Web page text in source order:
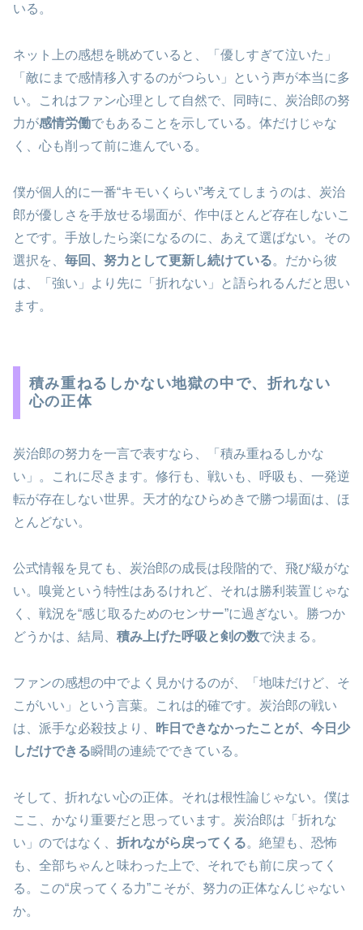
いる。
ネット上の感想を眺めていると、「優しすぎて泣いた」
「敵にまで感情移入するのがつらい」という声が本当に多
い。これはファン心理として自然で、同時に、炭治郎の努
力が感情労働でもあることを示している。体だけじゃな
く、心も削って前に進んでいる。
僕が個人的に一番“キモいくらい”考えてしまうのは、炭治
郎が優しさを手放せる場面が、作中ほとんど存在しないこ
とです。手放したら楽になるのに、あえて選ばない。その
選択を、 毎回、努力として更新し続けている。だから彼
は、「強い」より先に「折れない」と語られるんだと思い
ます。
積み重ねるしかない地獄の中で、折れない
心の正体
炭治郎の努力を一言で表すなら、「積み重ねるしかな
い」。これに尽きます。修行も、戦いも、呼吸も、一発逆
転が存在しない世界。天才的なひらめきで勝つ場面は、ほ
とんどない。
公式情報を見ても、炭治郎の成長は段階的で、飛び級がな
い。嗅覚という特性はあるけれど、それは勝利装置じゃな
く、戦況を“感じ取るためのセンサー”に過ぎない。勝つか
どうかは、結局、 積み上げた呼吸と剣の数で決まる。
ファンの感想の中でよく見かけるのが、「地味だけど、そ
こがいい」という言葉。これは的確です。炭治郎の戦い
は、派手な必殺技より、
昨日できなかったことが、今日少
しだけできる瞬間の連続でできている。
そして、折れない心の正体。それは根性論じゃない。僕は
ここ、かなり重要だと思っています。炭治郎は「折れな
い」のではなく、 折れながら戻ってくる。絶望も、恐怖
も、全部ちゃんと味わった上で、それでも前に戻ってく
る。この“戻ってくる力”こそが、努力の正体なんじゃない
か。